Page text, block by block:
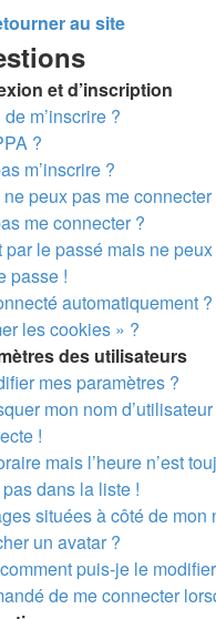
au site
et d’inscription
m’inscrire ?
?
m’inscrire ?
peux pas me connecter
me connecter ?
par le passé mais ne
passe !
automatiquement ?
les cookies » ?
des utilisateurs
mes paramètres ?
mon nom
!
mais l’heure n’est
dans la liste !
situées à côté de mon
un avatar ?
puis-je le
de me connecter